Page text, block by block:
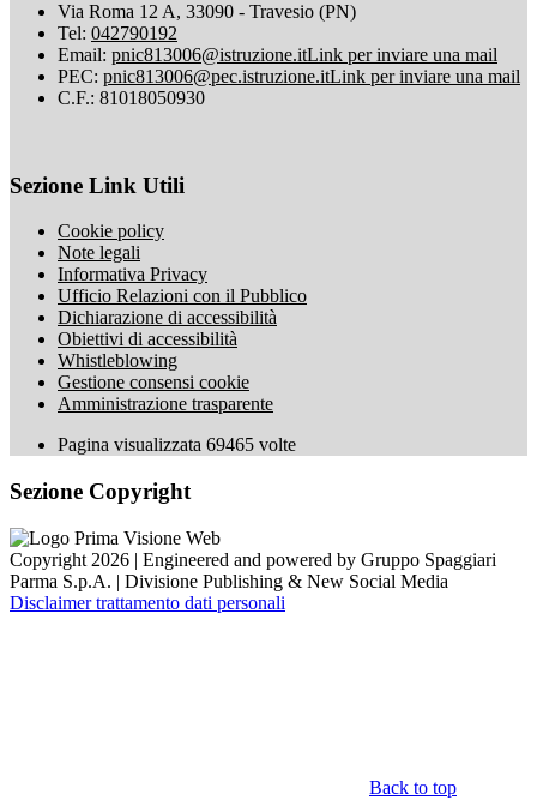
Via Roma 12 A, 33090 - Travesio (PN)
Tel: 042790192
Email: pnic813006@istruzione.itLink per inviare una mail
PEC: pnic813006@pec.istruzione.itLink per inviare una mail
C.F.: 81018050930
Sezione Link Utili
Cookie policy
Note legali
Informativa Privacy
Ufficio Relazioni con il Pubblico
Dichiarazione di accessibilità
Obiettivi di accessibilità
Whistleblowing
Gestione consensi cookie
Amministrazione trasparente
Pagina visualizzata 69465 volte
Sezione Copyright
Copyright 2026 | Engineered and powered by Gruppo Spaggiari
Parma S.p.A. | Divisione Publishing & New Social Media
Disclaimer trattamento dati personali
Back to top